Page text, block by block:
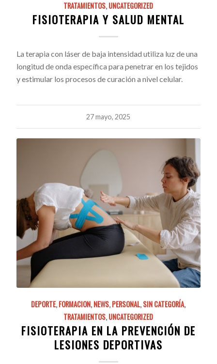
TRATAMIENTOS,UNCATEGORIZED
FISIOTERAPIA Y SALUD MENTAL
La terapia con láser de baja intensidad utiliza luz de una
longitud de onda específica para penetrar en los tejidos
y estimular los procesos de curación a nivel celular.
27 mayo, 2025
DEPORTE,FORMACION,NEWS,PERSONAL,SIN CATEGORÍA,
TRATAMIENTOS,UNCATEGORIZED
FISIOTERAPIA EN LA PREVENCIÓN DE
LESIONES DEPORTIVAS